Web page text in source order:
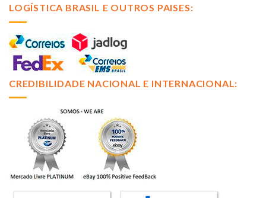
LOGÍSTICA BRASIL E OUTROS PAISES:
CREDIBILIDADE NACIONAL E INTERNACIONAL: